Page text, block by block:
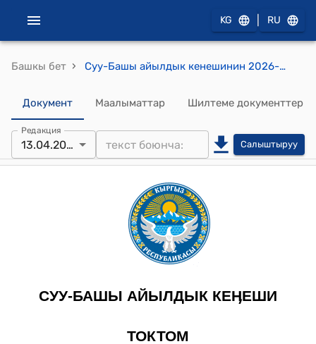
KG RU
Башкы бет › Суу-Башы айылдык кенешинин 2026-жылдын 13-апрелиндеги №144 "Суу-Башы айыл аймагындагы айыл чарба багытындагы мамлекеттик фонду (АЖМФ) жерлерин кайра тактоого макулдук берүү жөнүндө" токтому
Документ Маалыматтар Шилтеме документтер
Редакция
13.04.2026 Салыштыруу